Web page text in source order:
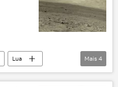
Lua
Mais 4